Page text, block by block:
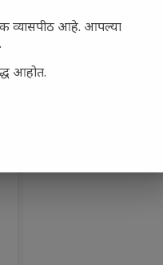
व्यासपीठ आहे. आपल्या
आहोत.